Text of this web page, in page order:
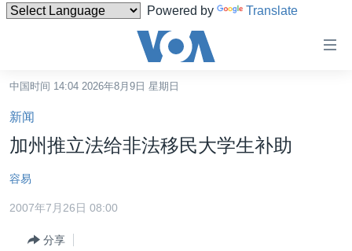
Powered by Translate
碍
链
接
跳
转
内
台湾
港澳
国际
中国时间 14:04 2026年8月9日 星期日
新闻
加州推立法给非法移民大学生补助
容易
2007年7月26日 08:00
分享